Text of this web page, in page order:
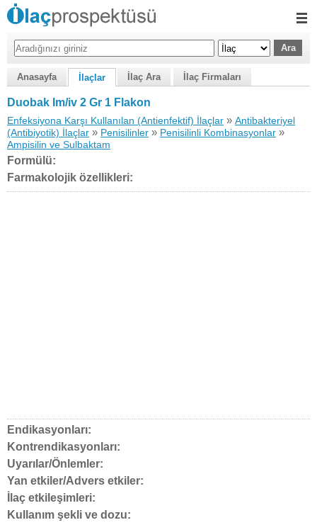
Anasayfa İlaçlar İlaç Ara İlaç Firmaları
Duobak Im/iv 2 Gr 1 Flakon
Enfeksiyona Karşı Kullanılan (Antienfektif) İlaçlar » Antibakteriyel
(Antibiyotik) İlaçlar » Penisilinler » Penisilinli Kombinasyonlar »
Ampisilin ve Sulbaktam
Formülü:
Farmakolojik özellikleri:
Endikasyonları:
Kontrendikasyonları:
Uyarılar/Önlemler:
Yan etkiler/Advers etkiler:
İlaç etkileşimleri:
Kullanım şekli ve dozu: